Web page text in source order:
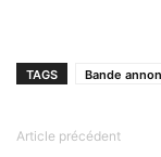
TAGS Bande
Article précédent